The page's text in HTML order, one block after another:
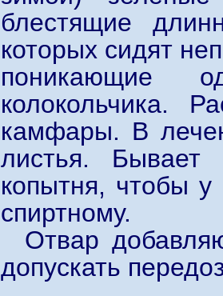
блестящие
которых сидят
поникающие
колокольчика.
камфары. В
листья. Бывает
копытня, чтобы
спиртному.
Отвар
допускать